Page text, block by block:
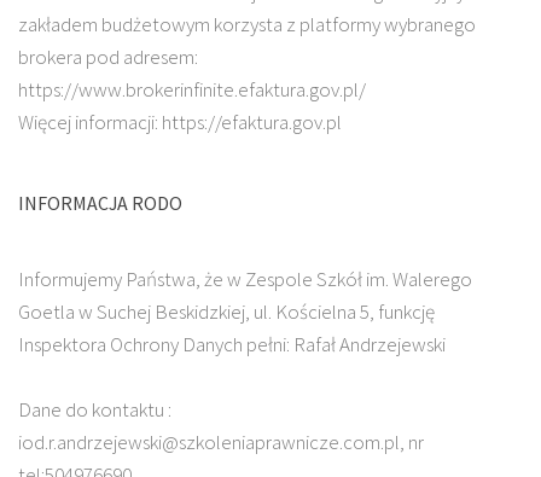
zakładem budżetowym korzysta z platformy wybranego
brokera pod adresem:
https://www.brokerinfinite.efaktura.gov.pl/
Więcej informacji: https://efaktura.gov.pl
INFORMACJA RODO
Informujemy Państwa, że w Zespole Szkół im. Walerego
Goetla w Suchej Beskidzkiej, ul. Kościelna 5, funkcję
Inspektora Ochrony Danych pełni: Rafał Andrzejewski
Dane do kontaktu :
iod.r.andrzejewski@szkoleniaprawnicze.com.pl, nr